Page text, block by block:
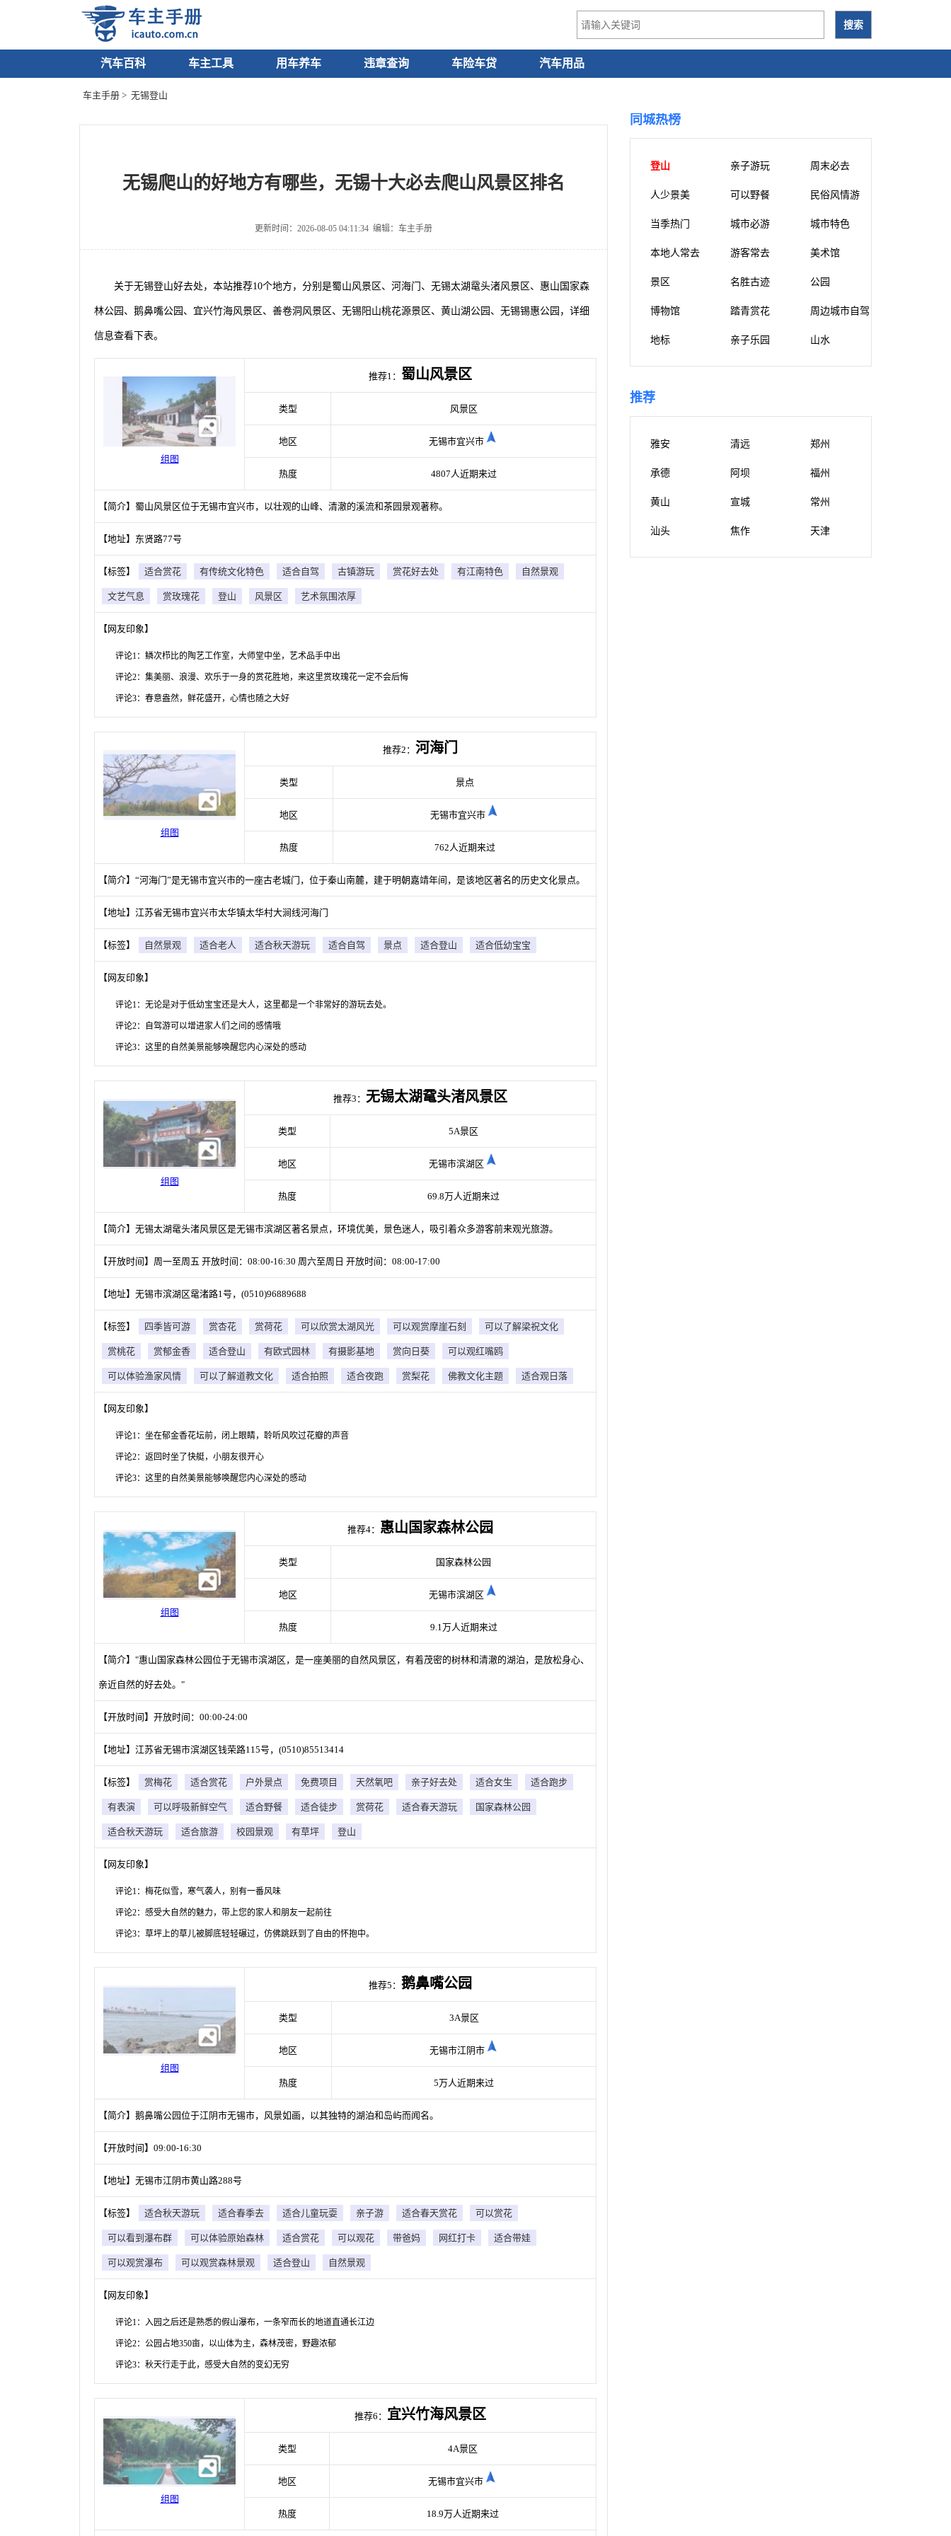
汽车百科 车主工具 用车养车 违章查询 车险车贷 汽车用品
车主手册 > 无锡登山
无锡爬山的好地方有哪些，无锡十大必去爬山风景区排名
更新时间：2026-08-05 04:11:34 编辑：车主手册
关于无锡登山好去处，本站推荐10个地方，分别是蜀山风景区、河海门、无锡太湖鼋头渚风景区、惠山国家森
林公园、鹅鼻嘴公园、宜兴竹海风景区、善卷洞风景区、无锡阳山桃花源景区、黄山湖公园、无锡锡惠公园，详细
信息查看下表。
组图
推荐1： 蜀山风景区
类型 风景区
地区 无锡市宜兴市
热度 4807人近期来过
【简介】蜀山风景区位于无锡市宜兴市，以壮观的山峰、清澈的溪流和茶园景观著称。
【地址】东贤路77号
【标签】 适合赏花 有传统文化特色 适合自驾 古镇游玩 赏花好去处 有江南特色 自然景观
文艺气息 赏玫瑰花 登山 风景区 艺术氛围浓厚
【网友印象】
评论1：鳞次栉比的陶艺工作室，大师堂中坐，艺术品手中出
评论2：集美丽、浪漫、欢乐于一身的赏花胜地，来这里赏玫瑰花一定不会后悔
评论3：春意盎然，鲜花盛开，心情也随之大好
组图
推荐2： 河海门
类型 景点
地区 无锡市宜兴市
热度 762人近期来过
【简介】“河海门”是无锡市宜兴市的一座古老城门，位于秦山南麓，建于明朝嘉靖年间，是该地区著名的历史文化景点。
【地址】江苏省无锡市宜兴市太华镇太华村大涧线河海门
【标签】 自然景观 适合老人 适合秋天游玩 适合自驾 景点 适合登山 适合低幼宝宝
【网友印象】
评论1：无论是对于低幼宝宝还是大人，这里都是一个非常好的游玩去处。
评论2：自驾游可以增进家人们之间的感情哦
评论3：这里的自然美景能够唤醒您内心深处的感动
组图
推荐3： 无锡太湖鼋头渚风景区
类型 5A景区
地区 无锡市滨湖区
热度 69.8万人近期来过
【简介】无锡太湖鼋头渚风景区是无锡市滨湖区著名景点，环境优美，景色迷人，吸引着众多游客前来观光旅游。
【开放时间】周一至周五 开放时间：08:00-16:30 周六至周日 开放时间：08:00-17:00
【地址】无锡市滨湖区鼋渚路1号，(0510)96889688
【标签】 四季皆可游 赏杏花 赏荷花 可以欣赏太湖风光 可以观赏摩崖石刻 可以了解梁祝文化
赏桃花 赏郁金香 适合登山 有欧式园林 有摄影基地 赏向日葵 可以观红嘴鸥
可以体验渔家风情 可以了解道教文化 适合拍照 适合夜跑 赏梨花 佛教文化主题 适合观日落
【网友印象】
评论1：坐在郁金香花坛前，闭上眼睛，聆听风吹过花瓣的声音
评论2：返回时坐了快艇，小朋友很开心
评论3：这里的自然美景能够唤醒您内心深处的感动
组图
推荐4： 惠山国家森林公园
类型 国家森林公园
地区 无锡市滨湖区
热度 9.1万人近期来过
【简介】"惠山国家森林公园位于无锡市滨湖区，是一座美丽的自然风景区，有着茂密的树林和清澈的湖泊，是放松身心、
亲近自然的好去处。"
【开放时间】开放时间：00:00-24:00
【地址】江苏省无锡市滨湖区钱荣路115号，(0510)85513414
【标签】 赏梅花 适合赏花 户外景点 免费项目 天然氧吧 亲子好去处 适合女生 适合跑步
有表演 可以呼吸新鲜空气 适合野餐 适合徒步 赏荷花 适合春天游玩 国家森林公园
适合秋天游玩 适合旅游 校园景观 有草坪 登山
【网友印象】
评论1：梅花似雪，寒气袭人，别有一番风味
评论2：感受大自然的魅力，带上您的家人和朋友一起前往
评论3：草坪上的草儿被脚底轻轻碾过，仿佛跳跃到了自由的怀抱中。
组图
推荐5： 鹅鼻嘴公园
类型 3A景区
地区 无锡市江阴市
热度 5万人近期来过
【简介】鹅鼻嘴公园位于江阴市无锡市，风景如画，以其独特的湖泊和岛屿而闻名。
【开放时间】09:00-16:30
【地址】无锡市江阴市黄山路288号
【标签】 适合秋天游玩 适合春季去 适合儿童玩耍 亲子游 适合春天赏花 可以赏花
可以看到瀑布群 可以体验原始森林 适合赏花 可以观花 带爸妈 网红打卡 适合带娃
可以观赏瀑布 可以观赏森林景观 适合登山 自然景观
【网友印象】
评论1：入园之后还是熟悉的假山瀑布，一条窄而长的地道直通长江边
评论2：公园占地350亩，以山体为主，森林茂密，野趣浓郁
评论3：秋天行走于此，感受大自然的变幻无穷
组图
推荐6： 宜兴竹海风景区
类型 4A景区
地区 无锡市宜兴市
热度 18.9万人近期来过
同城热榜
登山 亲子游玩 周末必去
人少景美 可以野餐 民俗风情游
当季热门 城市必游 城市特色
本地人常去 游客常去 美术馆
景区 名胜古迹 公园
博物馆 踏青赏花 周边城市自驾
地标 亲子乐园 山水
推荐
雅安 清远 郑州
承德 阿坝 福州
黄山 宣城 常州
汕头 焦作 天津